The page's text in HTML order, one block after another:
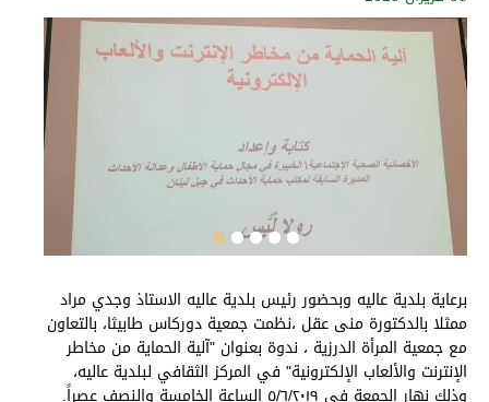
برعاية بلدية عاليه وبحضور رئيس بلدية عاليه الاستاذ وجدي مراد
ممثلا بالدكتورة منى عقل ،نظمت جمعية دوركاس طابيثا، بالتعاون
مع جمعية المرأة الدرزية ، ندوة بعنوان "آلية الحماية من مخاطر
الإنترنت والألعاب الإلكترونية" في المركز الثقافي لبلدية عاليه،